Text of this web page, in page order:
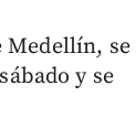
Medellín, se
y se